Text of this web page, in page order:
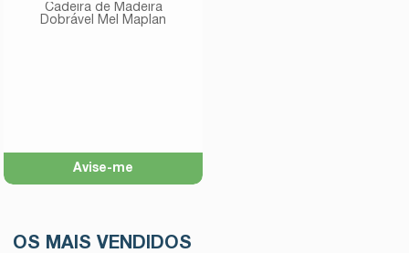
Cadeira de Madeira
Dobrável Mel Maplan
Avise-me
OS MAIS VENDIDOS